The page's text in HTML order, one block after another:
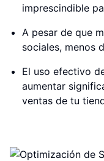
imprescindible
A pesar de que
sociales, menos
El uso efectivo
aumentar
ventas de tu